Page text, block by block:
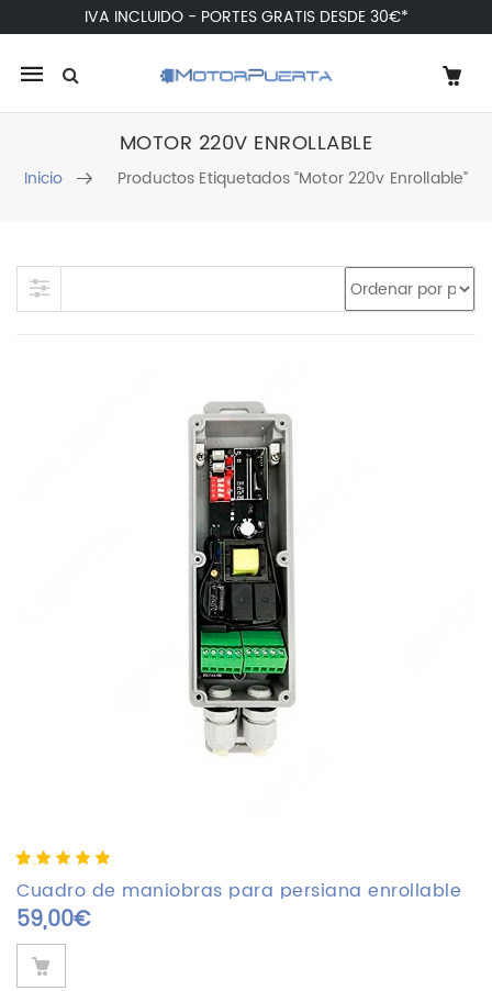
IVA INCLUIDO - PORTES GRATIS DESDE 30€*
Mobile
navigation
MOTOR 220V ENROLLABLE
Inicio Productos Etiquetados “motor 220v Enrollable”
Skip to content
5.00 out of
5
based on
2
customer
ratings
Cuadro de maniobras para persiana enrollable
SHUTTER
59,00€